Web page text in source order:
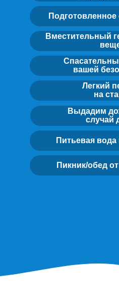
Легкий
на
Питьевая
Пикник/обед
Вместительный
вашей
Выдадим
случай